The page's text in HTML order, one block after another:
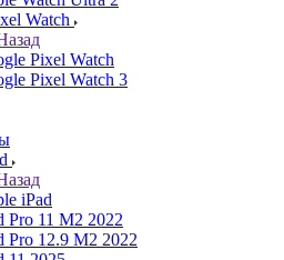
Watch
Pixel Watch
Pixel Watch 3
iPad
Pro 11 M2 2022
Pro 12.9 M2 2022